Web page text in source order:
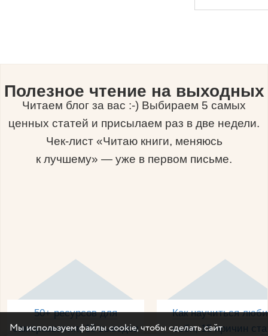
Полезное чтение на выходных
Читаем блог за вас :-) Выбираем 5 самых
ценных статей и присылаем раз в две недели.
Чек-лист «Читаю книги, меняюсь
к лучшему» — уже в первом письме.
50+ ресурсов для
саморазвития, 15 выводов
Как научиться
себя, 15 причин
Мы используем файлы cookie, чтобы сделать сайт